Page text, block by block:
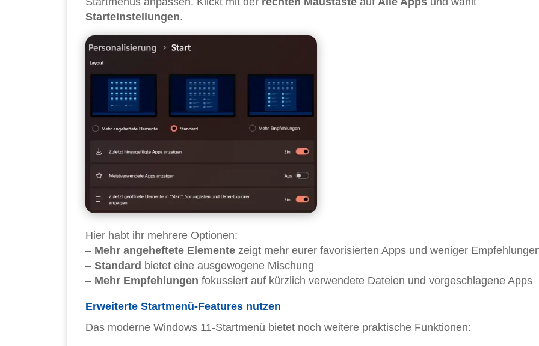
Starteinstellungen.
Hier habt ihr mehrere Optionen:
– Mehr angeheftete Elemente zeigt mehr eurer favorisierten Apps und weniger
– Standard bietet eine ausgewogene Mischung
– Mehr Empfehlungen fokussiert auf kürzlich verwendete Dateien und vorgeschlagene Apps
Erweiterte Startmenü-Features nutzen
Das moderne Windows 11-Startmenü bietet noch weitere praktische Funktionen: